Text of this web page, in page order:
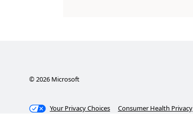
©2026Microsoft
Your Privacy Choices Consumer Health Privacy